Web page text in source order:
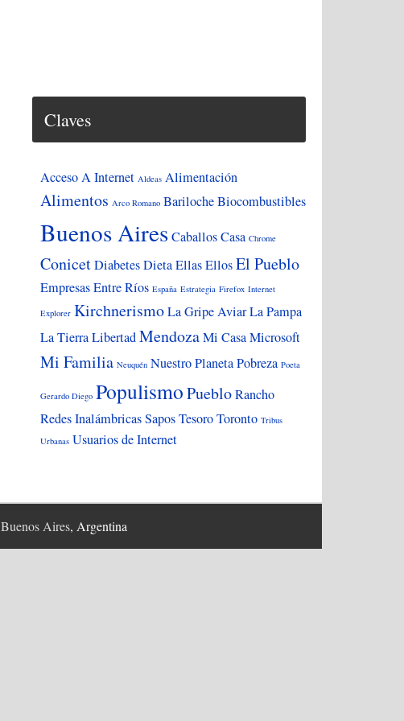
Claves
Acceso A Internet Aldeas Alimentación
Alimentos Arco Romano BarilocheBiocombustibles
Buenos AiresCaballosCasa Chrome
ConicetDiabetesDietaEllasEllosEl Pueblo
EmpresasEntre Ríos España Estrategia Firefox Internet
Explorer KirchnerismoLa Gripe AviarLa Pampa
La TierraLibertadMendozaMi CasaMicrosoft
Mi Familia Neuquén Nuestro PlanetaPobreza Poeta
Gerardo Diego PopulismoPuebloRancho
Redes InalámbricasSaposTesoroToronto Tribus
Urbanas Usuarios de Internet
Buenos Aires, Argentina